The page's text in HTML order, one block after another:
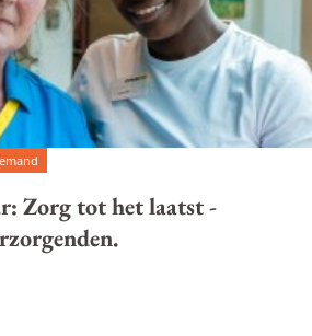
Zorg tot het laatst -